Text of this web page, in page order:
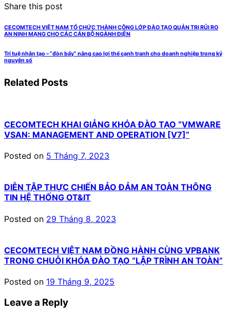
Share this post
CECOMTECH VIỆT NAM TỔ CHỨC THÀNH CÔNG LỚP ĐÀO TẠO QUẢN TRỊ RỦI RO
AN NINH MẠNG CHO CÁC CÁN BỘ NGÀNH ĐIỆN
Trí tuệ nhân tạo – “đòn bẩy” nâng cao lợi thế cạnh tranh cho doanh nghiệp trong kỷ
nguyên số
Related Posts
CECOMTECH KHAI GIẢNG KHÓA ĐÀO TẠO “VMWARE
VSAN: MANAGEMENT AND OPERATION [V7]”
Posted on 5 Tháng 7, 2023
DIỄN TẬP THỰC CHIẾN BẢO ĐẢM AN TOÀN THÔNG
TIN HỆ THỐNG OT&IT
Posted on 29 Tháng 8, 2023
CECOMTECH VIỆT NAM ĐỒNG HÀNH CÙNG VPBANK
TRONG CHUỖI KHÓA ĐÀO TẠO “LẬP TRÌNH AN TOÀN”
Posted on 19 Tháng 9, 2025
Leave a Reply